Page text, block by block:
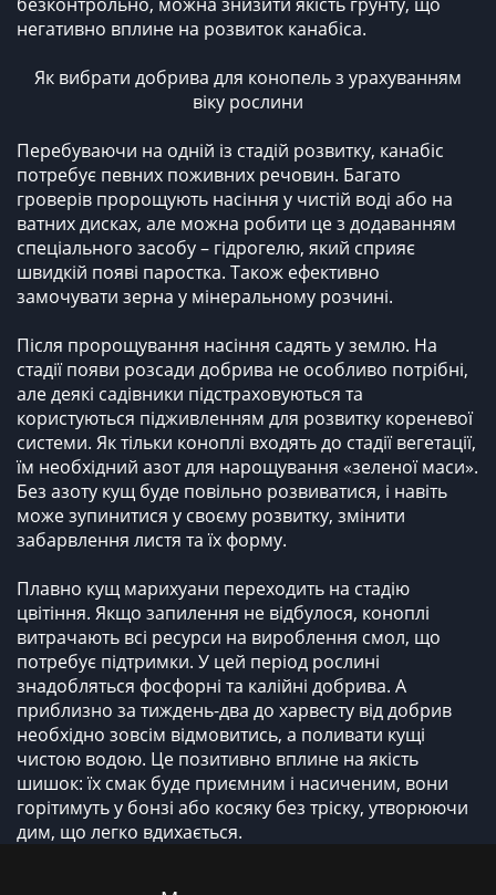
негативно вплине на розвиток канабіса.
Як вибрати добрива для конопель з урахуванням
віку рослини
Перебуваючи на одній із стадій розвитку, канабіс
потребує певних поживних речовин. Багато
гроверів пророщують насіння у чистій воді або на
ватних дисках, але можна робити це з додаванням
спеціального засобу – гідрогелю, який сприяє
швидкій появі паростка. Також ефективно
замочувати зерна у мінеральному розчині.
Після пророщування насіння садять у землю. На
стадії появи розсади добрива не особливо потрібні,
але деякі садівники підстраховуються та
користуються підживленням для розвитку кореневої
системи. Як тільки коноплі входять до стадії вегетації,
їм необхідний азот для нарощування «зеленої маси».
Без азоту кущ буде повільно розвиватися, і навіть
може зупинитися у своєму розвитку, змінити
забарвлення листя та їх форму.
Плавно кущ марихуани переходить на стадію
цвітіння. Якщо запилення не відбулося, коноплі
витрачають всі ресурси на вироблення смол, що
потребує підтримки. У цей період рослині
знадобляться фосфорні та калійні добрива. А
приблизно за тиждень-два до харвесту від добрив
необхідно зовсім відмовитись, а поливати кущі
чистою водою. Це позитивно вплине на якість
шишок: їх смак буде приємним і насиченим, вони
горітимуть у бонзі або косяку без тріску, утворюючи
дим, що легко вдихається.